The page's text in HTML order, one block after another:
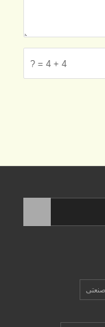
4 + 4 = ?